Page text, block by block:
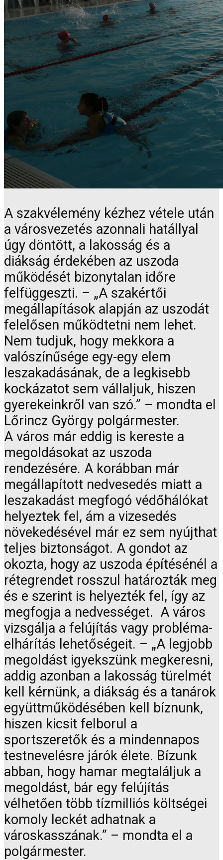
A szakvélemény kézhez vétele után
a városvezetés azonnali hatállyal
úgy döntött, a lakosság és a
diákság érdekében az uszoda
működését bizonytalan időre
felfüggeszti. – „A szakértői
megállapítások alapján az uszodát
felelősen működtetni nem lehet.
Nem tudjuk, hogy mekkora a
valószínűsége egy-egy elem
leszakadásának, de a legkisebb
kockázatot sem vállaljuk, hiszen
gyerekeinkről van szó.” – mondta el
Lőrincz György polgármester.
A város már eddig is kereste a
megoldásokat az uszoda
rendezésére. A korábban már
megállapított nedvesedés miatt a
leszakadást megfogó védőhálókat
helyeztek fel, ám a vizesedés
növekedésével már ez sem nyújthat
teljes biztonságot. A gondot az
okozta, hogy az uszoda építésénél a
rétegrendet rosszul határozták meg
és e szerint is helyezték fel, így az
megfogja a nedvességet. A város
vizsgálja a felújítás vagy probléma-
elhárítás lehetőségeit. – „A legjobb
megoldást igyekszünk megkeresni,
addig azonban a lakosság türelmét
kell kérnünk, a diákság és a tanárok
együttműködésében kell bíznunk,
hiszen kicsit felborul a
sportszeretők és a mindennapos
testnevelésre járók élete. Bízunk
abban, hogy hamar megtaláljuk a
megoldást, bár egy felújítás
vélhetően több tízmilliós költségei
komoly leckét adhatnak a
városkasszának.” – mondta el a
polgármester.